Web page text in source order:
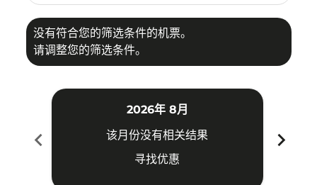
没有符合您的筛选条件的机票。
请调整您的筛选条件。
chevron_left
2026年 8月
该月份没有相关结果
寻找优惠
chevron_right